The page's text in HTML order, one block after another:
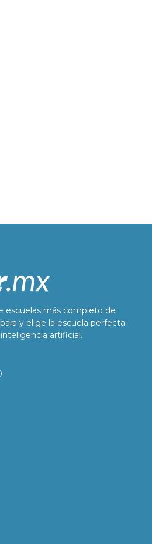
escuelas más completo de
y elige la escuela perfecta
artificial.